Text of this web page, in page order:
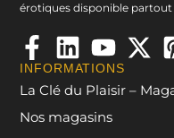
érotiques disponible partout
INFORMATIONS
La Clé du Plaisir –
Nos magasins